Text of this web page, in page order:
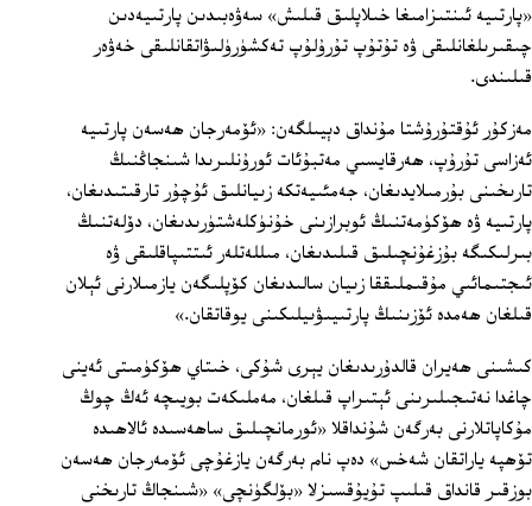
«پارتىيە ئىنتىزامىغا خىلاپلىق قىلىش» سەۋەبىدىن پارتىيەدىن
چىقىرىلغانلىقى ۋە تۇتۇپ تۇرۇلۇپ تەكشۈرۈلىۋاتقانلىقى خەۋەر
قىلىندى.
مەزكۇر ئۇقتۇرۇشتا مۇنداق دېيىلگەن: «ئۆمەرجان ھەسەن پارتىيە
ئەزاسى تۇرۇپ، ھەرقايسىي مەتبۇئات ئورۇنلىرىدا شىنجاڭنىڭ
تارىخىنى بۇرمىلايدىغان، جەمئىيەتكە زىيانلىق ئۇچۇر تارقىتىدىغان،
پارتىيە ۋە ھۆكۈمەتنىڭ ئوبرازىنى خۇنۈكلەشتۈرىدىغان، دۆلەتنىڭ
بىرلىكىگە بۇزغۇنچىلىق قىلىدىغان، مىللەتلەر ئىتتىپاقلىقى ۋە
ئىجتىمائىي مۇقىملىققا زىيان سالىدىغان كۆپلىگەن يازمىلارنى ئېلان
قىلغان ھەمدە ئۆزىنىڭ پارتىيىۋىيلىكىنى يوقاتقان.»
كىشىنى ھەيران قالدۇرىدىغان يېرى شۇكى، خىتاي ھۆكۈمىتى ئەينى
چاغدا نەتىجىلىرىنى ئېتىراپ قىلغان، مەملىكەت بويىچە ئەڭ چوڭ
مۇكاپاتلارنى بەرگەن شۇنداقلا «ئورمانچىلىق ساھەسىدە ئالاھىدە
تۆھپە ياراتقان شەخس» دەپ نام بەرگەن يازغۇچى ئۆمەرجان ھەسەن
بوزقىر قانداق قىلىپ تۇيۇقسىزلا «بۆلگۈنچى» «شىنجاڭ تارىخنى